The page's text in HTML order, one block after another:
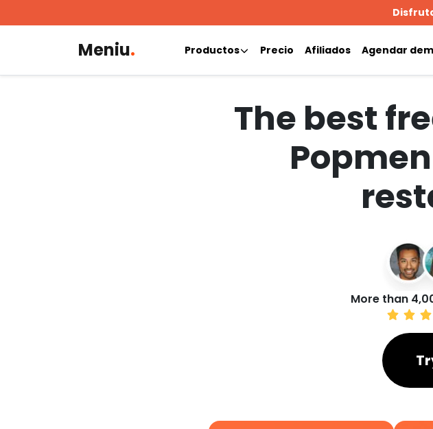
Meniu. Productos Precio Afiliados Agendar
The best
More than